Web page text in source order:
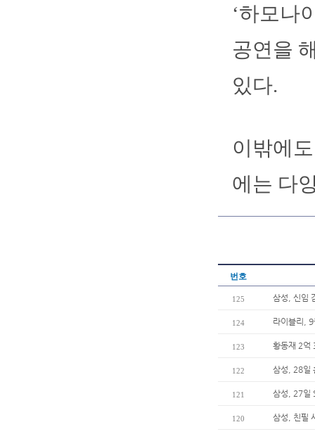
‘하모나
공연을
있다.
이밖에
에는 다
번호
125 삼성, 신임
124 라이블리,
123 황동재 2억
122 삼성, 28일
121 삼성, 27일
120 삼성, 친필